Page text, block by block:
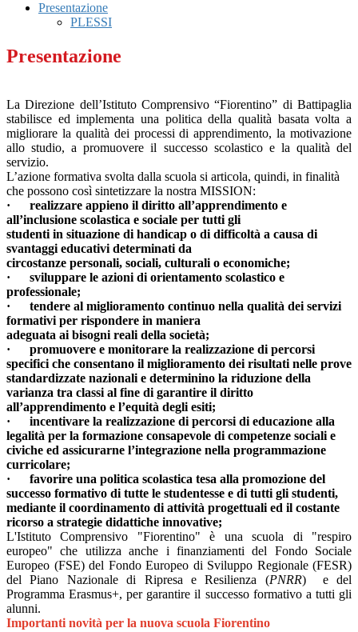
Presentazione
PLESSI
Presentazione
La Direzione dell’Istituto Comprensivo “Fiorentino” di Battipaglia
stabilisce ed implementa una politica della qualità basata volta a
migliorare la qualità dei processi di apprendimento, la motivazione
allo studio, a promuovere il successo scolastico e la qualità del
servizio.
L’azione formativa svolta dalla scuola si articola, quindi, in finalità
che possono così sintetizzare la nostra MISSION:
· realizzare appieno il diritto all’apprendimento e
all’inclusione scolastica e sociale per tutti gli
studenti in situazione di handicap o di difficoltà a causa di
svantaggi educativi determinati da
circostanze personali, sociali, culturali o economiche;
· sviluppare le azioni di orientamento scolastico e
professionale;
· tendere al miglioramento continuo nella qualità dei servizi
formativi per rispondere in maniera
adeguata ai bisogni reali della società;
· promuovere e monitorare la realizzazione di percorsi
specifici che consentano il miglioramento dei risultati nelle prove
standardizzate nazionali e determinino la riduzione della
varianza tra classi al fine di garantire il diritto
all’apprendimento e l’equità degli esiti;
· incentivare la realizzazione di percorsi di educazione alla
legalità per la formazione consapevole di competenze sociali e
civiche ed assicurarne l’integrazione nella programmazione
curricolare;
· favorire una politica scolastica tesa alla promozione del
successo formativo di tutte le studentesse e di tutti gli studenti,
mediante il coordinamento di attività progettuali ed il costante
ricorso a strategie didattiche innovative;
L'Istituto Comprensivo "Fiorentino" è una scuola di "respiro
europeo" che utilizza anche i finanziamenti del Fondo Sociale
Europeo (FSE) del Fondo Europeo di Sviluppo Regionale (FESR)
del Piano Nazionale di Ripresa e Resilienza (PNRR) e del
Programma Erasmus+, per garantire il successo formativo a tutti gli
alunni.
Importanti novità per la nuova scuola Fiorentino